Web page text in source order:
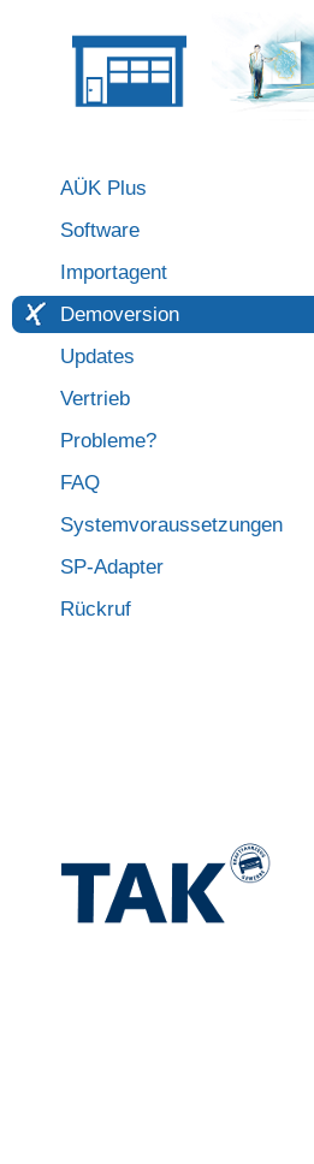
AÜK Plus
Software
Importagent
Demoversion
Updates
Vertrieb
Probleme?
FAQ
Systemvoraussetzungen
SP-Adapter
Rückruf